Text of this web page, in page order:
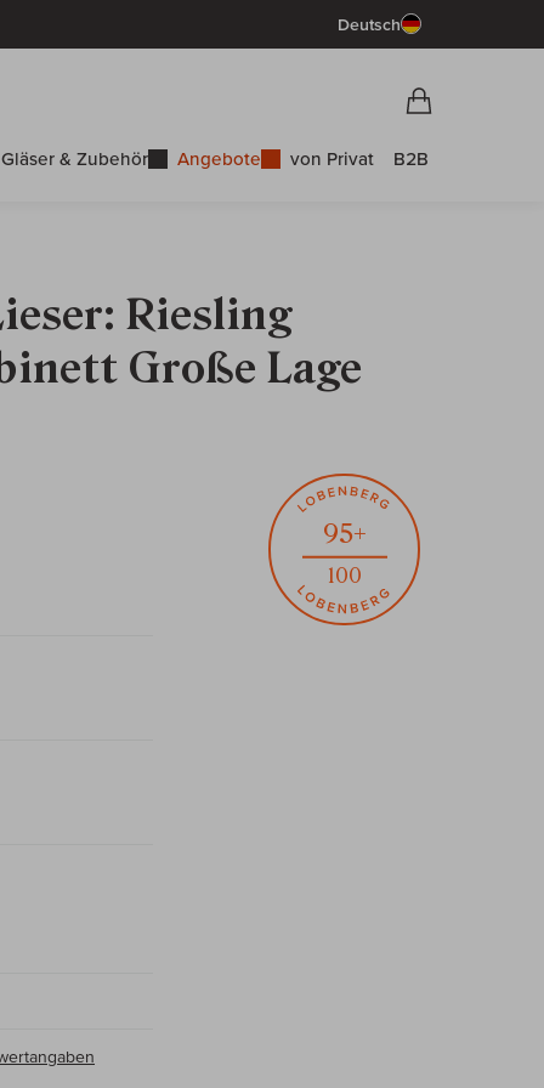
Deutsch
Gläser & Zubehör Angebote von Privat B2B
Riesling
Große Lage
95+
100